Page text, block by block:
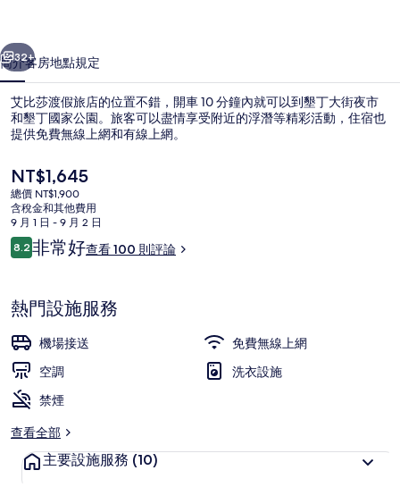
的
相
片
集
個 下一個
32+
簡介客房地點規定
艾比莎渡假旅店的位置不錯，開車 10 分鐘內就可以到墾丁大街夜市
和墾丁國家公園。旅客可以盡情享受附近的浮潛等精彩活動，住宿也
提供免費無線上網和有線上網。
目
前
的
價
格
是
NT$1,645
總價 NT$1,900
含稅金和其他費用
9 月 1 日 - 9 月 2 日
評
論
8.28.2 分，滿分 10 分，
非常好查看 100 則評論
熱門設施服務
機場接送
免費無線上網
空調
洗衣設施
禁煙
查看全部
主要設施服務 (10)